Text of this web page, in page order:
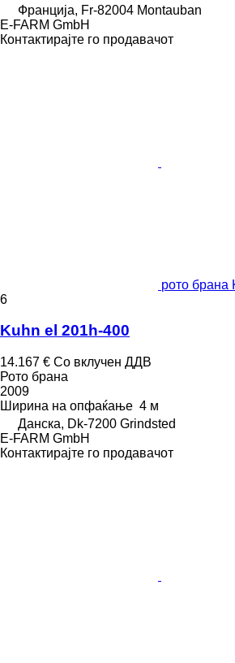
Франција, Fr-82004 Montauban
E-FARM GmbH
Контактирајте го продавачот
рото брана
6
Kuhn el 201h-400
14.167 € Со вклучен ДДВ
Рото брана
2009
Ширина на опфаќање 4 м
Данска, Dk-7200 Grindsted
E-FARM GmbH
Контактирајте го продавачот